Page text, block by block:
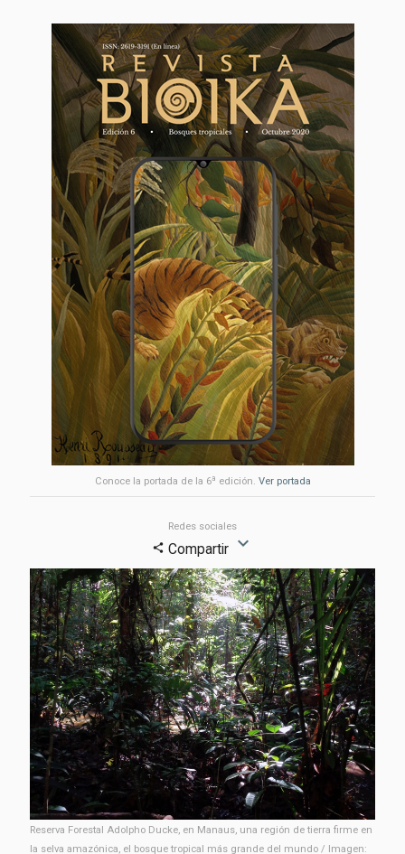
Conoce la portada de la 6a edición. Ver portada
Redes sociales
share Compartir expand_more
Reserva Forestal Adolpho Ducke, en Manaus, una región de tierra firme en
la selva amazónica, el bosque tropical más grande del mundo / Imagen: